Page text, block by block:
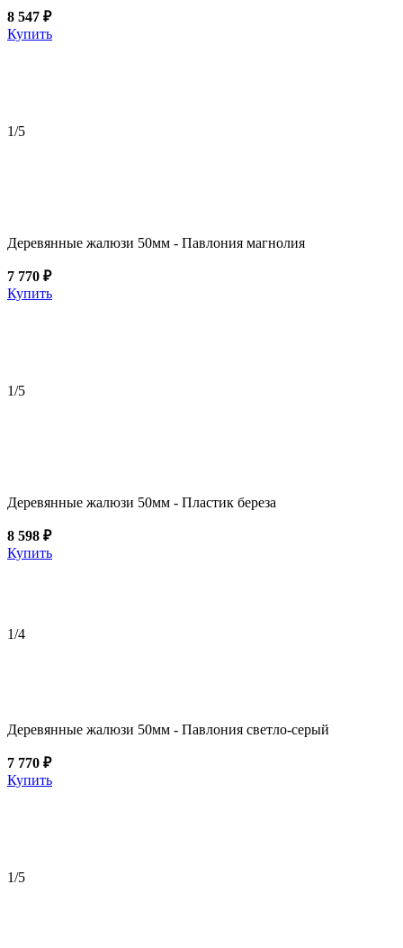
8 547 ₽
Купить
1/5
Деревянные жалюзи 50мм - Павлония магнолия
7 770 ₽
Купить
1/5
Деревянные жалюзи 50мм - Пластик береза
8 598 ₽
Купить
1/4
Деревянные жалюзи 50мм - Павлония светло-серый
7 770 ₽
Купить
1/5